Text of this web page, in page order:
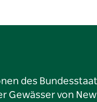
des
Gewässer von